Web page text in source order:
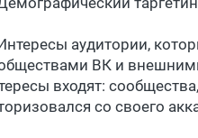
аудитории,
ВК и
входят:
со своего